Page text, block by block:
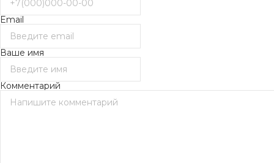
Email
Ваше имя
Комментарий